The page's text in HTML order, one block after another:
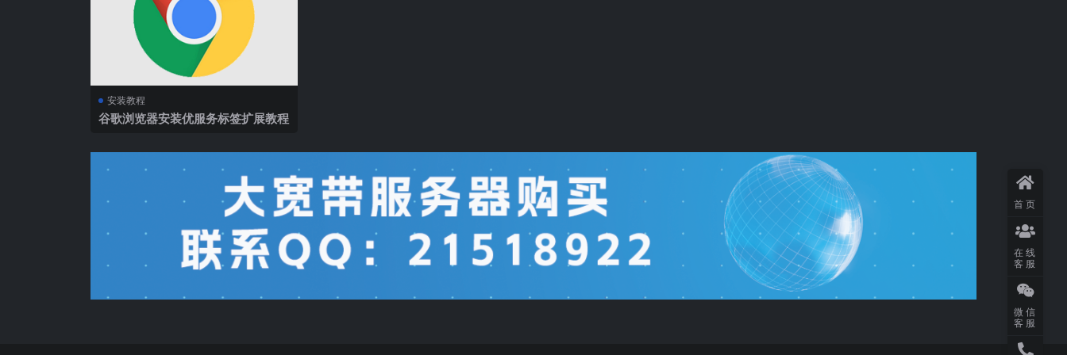
安装教程
谷歌浏览器安装优服务标签扩展教程
首页
在线
客服
微信
客服